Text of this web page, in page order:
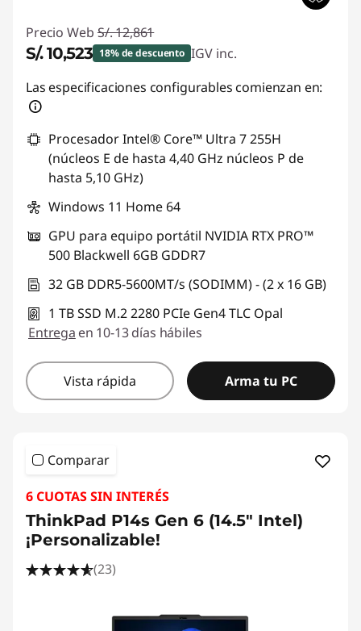
Precio Web S/. 12,861
S/. 10,523 18% de descuento IGV inc.
Ahorros instantáneos :-S/. 2338
Las especificaciones configurables comienzan en:
Procesador Intel® Core™ Ultra 7 255H
(núcleos E de hasta 4,40 GHz núcleos P de
hasta 5,10 GHz)
Windows 11 Home 64
GPU para equipo portátil NVIDIA RTX PRO™
500 Blackwell 6GB GDDR7
32 GB DDR5-5600MT/s (SODIMM) - (2 x 16 GB)
1 TB SSD M.2 2280 PCIe Gen4 TLC Opal
Entrega en 10-13 días hábiles
Vista rápida Arma tu PC
Comparar
6 CUOTAS SIN INTERÉS
ThinkPad P14s Gen 6 (14.5" Intel)
¡Personalizable!
(23)